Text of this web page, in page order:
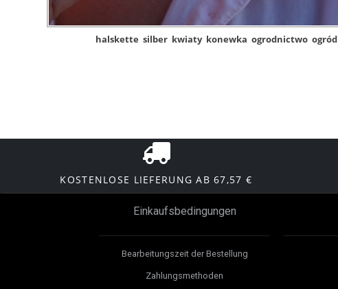
halskette silber kwiaty konewka ogrodnictwo ogród
KOSTENLOSE LIEFERUNG AB 67,57 €
Einkaufsbedingungen
Bearbeitungszeit der Bestellung
Zahlungsmethoden